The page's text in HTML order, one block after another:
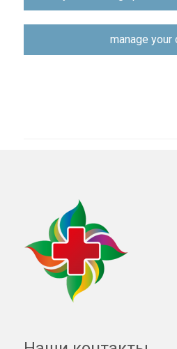
записям
manage your